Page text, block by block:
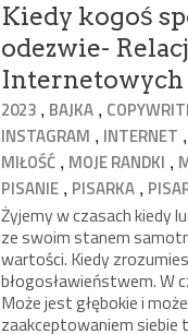
Kiedy kogoś
odezwie-
Internetowych
2023 , BAJKA ,
INSTAGRAM , INTERNET ,
MIŁOŚĆ , MOJE RANDKI ,
PISANIE , PISARKA ,
Żyjemy w czasach kiedy
ze swoim stanem
wartości. Kiedy
błogosławieństwem. W
Może jest głębokie i
zaakceptowaniem siebie